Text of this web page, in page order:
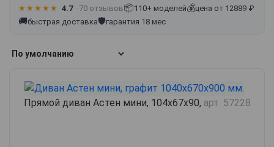
★★★★★ 4.7 · 70 отзывов📦110+ моделей💰цена от 12889 ₽
🚚быстрая доставка🛡гарантия 18 мес
Прямой диван Астен мини, 104х67х90, арт. 57228